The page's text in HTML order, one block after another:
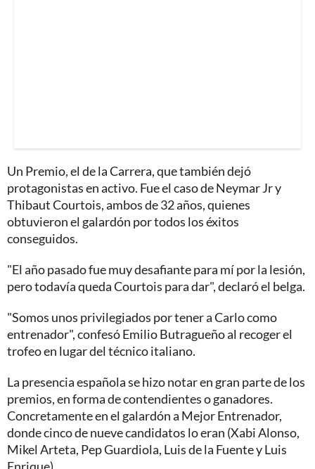
Un Premio, el de la Carrera, que también dejó
protagonistas en activo. Fue el caso de Neymar Jr y
Thibaut Courtois, ambos de 32 años, quienes
obtuvieron el galardón por todos los éxitos
conseguidos.
"El año pasado fue muy desafiante para mí por la lesión,
pero todavía queda Courtois para dar", declaró el belga.
"Somos unos privilegiados por tener a Carlo como
entrenador", confesó Emilio Butragueño al recoger el
trofeo en lugar del técnico italiano.
La presencia española se hizo notar en gran parte de los
premios, en forma de contendientes o ganadores.
Concretamente en el galardón a Mejor Entrenador,
donde cinco de nueve candidatos lo eran (Xabi Alonso,
Mikel Arteta, Pep Guardiola, Luis de la Fuente y Luis
Enrique).